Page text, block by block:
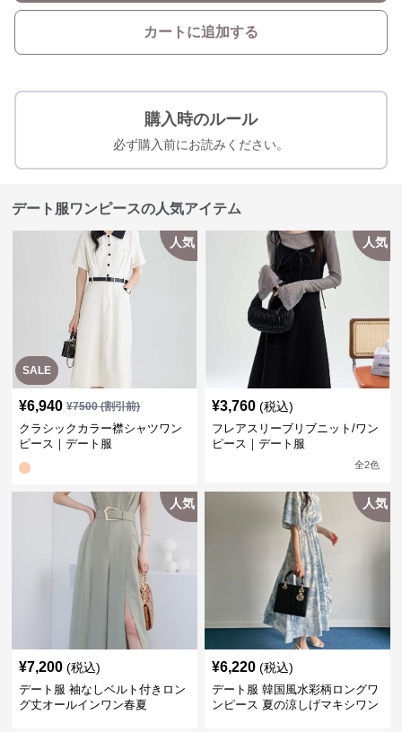
カートに追加する
購入時のルール
必ず購入前にお読みください。
デート服ワンピースの人気アイテム
SALE
人気
¥6,940 ¥7500(割引前)
クラシックカラー襟シャツワン
ピース｜デート服
人気
¥3,760 (税込)
フレアスリーブリブニット/ワン
ピース｜デート服
全2色
人気
¥7,200 (税込)
デート服 袖なしベルト付きロン
グ丈オールインワン春夏
人気
¥6,220 (税込)
デート服 韓国風水彩柄ロングワ
ンピース 夏の涼しげマキシワン